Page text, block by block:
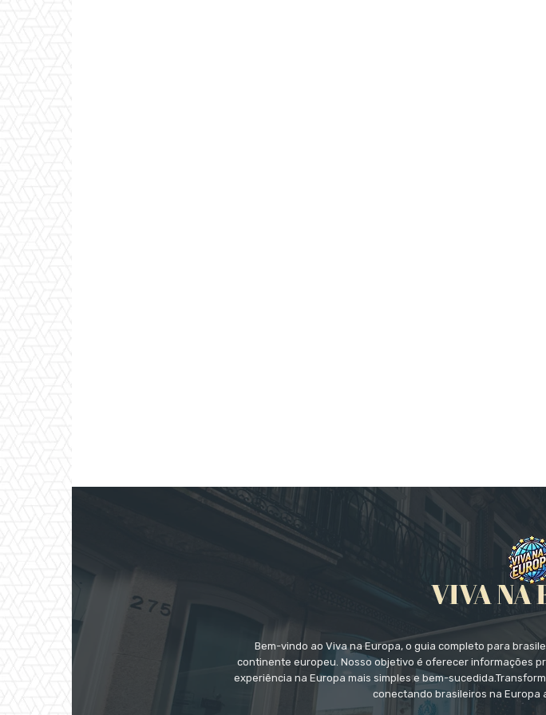
Bem-vindo ao Viva na Europa, o guia completo para
continente europeu. Nosso objetivo é oferecer informações
experiência na Europa mais simples e bem-
conectando brasileiros na Europa